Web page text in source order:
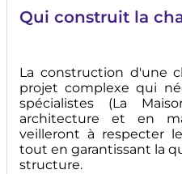
Qui construit la
La construction d'une
projet complexe qui
spécialistes (La
architecture et en
veilleront à respecter
tout en garantissant la
structure.